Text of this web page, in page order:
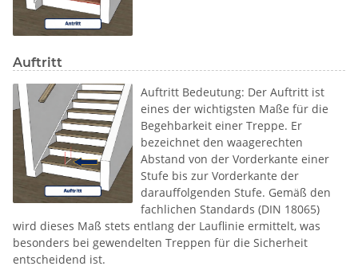
Auftritt
Auftritt Bedeutung: Der Auftritt ist
eines der wichtigsten Maße für die
Begehbarkeit einer Treppe. Er
bezeichnet den waagerechten
Abstand von der Vorderkante einer
Stufe bis zur Vorderkante der
darauffolgenden Stufe. Gemäß den
fachlichen Standards (DIN 18065)
wird dieses Maß stets entlang der Lauflinie ermittelt, was
besonders bei gewendelten Treppen für die Sicherheit
entscheidend ist.